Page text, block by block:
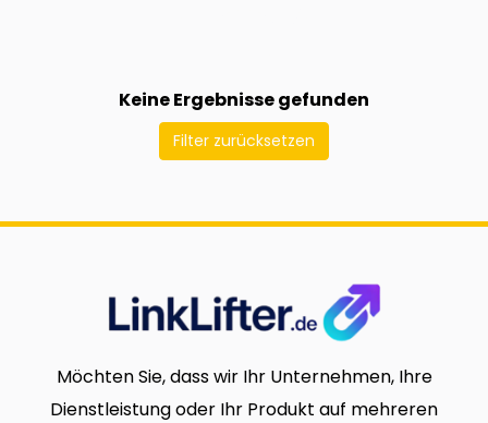
Keine Ergebnisse gefunden
Filter zurücksetzen
Möchten Sie, dass wir Ihr Unternehmen, Ihre
Dienstleistung oder Ihr Produkt auf mehreren